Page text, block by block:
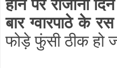
होने पर रोजाना
बार ग्वारपाठे के
फोड़े फुंसी ठीक हो